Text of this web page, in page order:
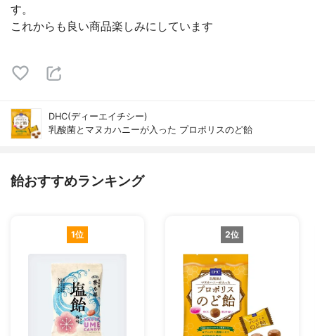
す。
これからも良い商品楽しみにしています
DHC(ディーエイチシー)
乳酸菌とマヌカハニーが入った プロポリスのど飴
飴おすすめランキング
1位 2位